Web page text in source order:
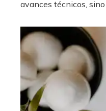
avances técnicos, sino